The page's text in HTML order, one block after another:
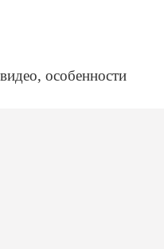
особенности